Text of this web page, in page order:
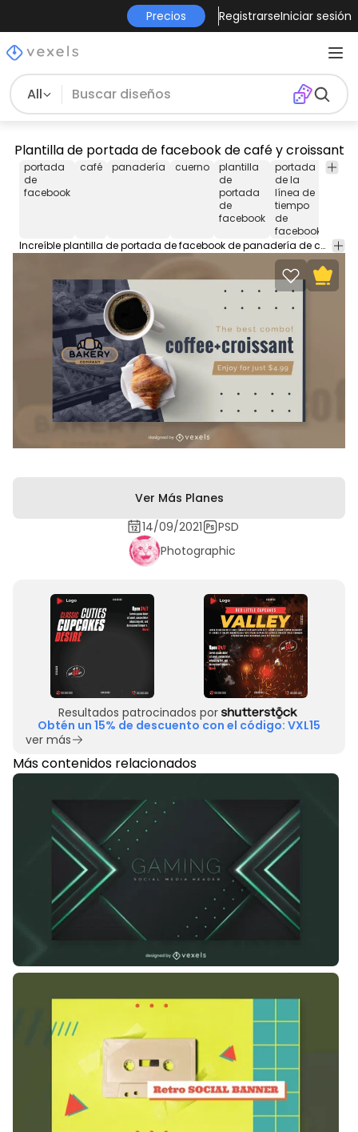
Precios RegistrarseIniciar sesión
All
Plantilla de portada de facebook de café y croissant
portada
de
facebook
café panadería cuerno
plantilla
de
portada
de
facebook
portada
de la
línea de
tiempo
de
facebook
Increíble plantilla de portada de facebook de panadería de café y croissant en estilo fotográfico. Utilice esta plantilla de diseño de portada de Facebook para destacar su línea de tiempo. Edite el texto, el color y las imágenes del PSD y cárguelo en su página.
Ver Más Planes
14/09/2021
PSD
Photographic
Resultados patrocinados por
Obtén un 15% de descuento con el código: VXL15
ver más
Más contenidos relacionados